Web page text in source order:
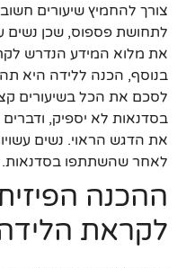
צורך להחמיץ שיעורים
לתחושת פספוס, שכן נשים
את מלוא המידע הנדרש
בנוסף, הכנה ללידה היא
לסכם את הכל בשיעורים
בסדנאות לא יספיק,
את הדגש הראוי. נשים
לאחר שהשתתפו בסדנאות.
ההכנה
לקראת